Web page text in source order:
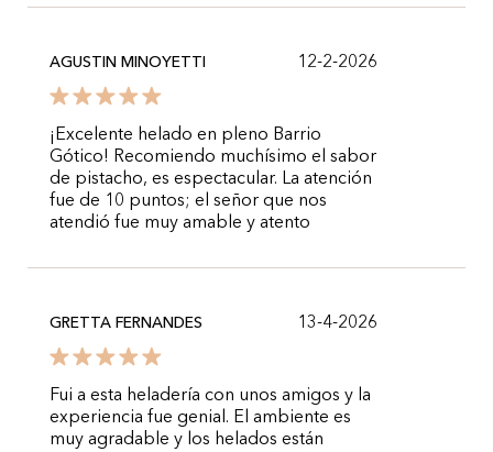
AGUSTIN MINOYETTI 12-2-2026
¡Excelente helado en pleno Barrio
Gótico! Recomiendo muchísimo el sabor
de pistacho, es espectacular. La atención
fue de 10 puntos; el señor que nos
atendió fue muy amable y atento
GRETTA FERNANDES 13-4-2026
Fui a esta heladería con unos amigos y la
experiencia fue genial. El ambiente es
muy agradable y los helados están